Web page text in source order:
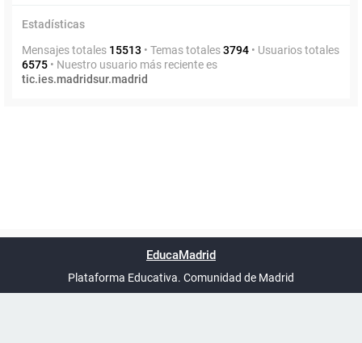
Estadísticas
Mensajes totales 15513 • Temas totales3794 • Usuarios totales
6575 • Nuestro usuario más reciente es
tic.ies.madridsur.madrid
UTC+02:00
phpBB España
EducaMadrid
Plataforma Educativa. Comunidad de Madrid